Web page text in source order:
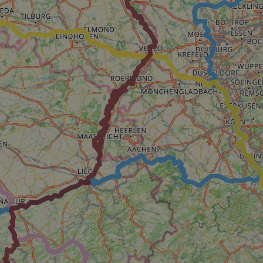
response
traffic is
bots. It is part of
humans and bots.
make valid
humans and bots.
make valid
use cases after
stickiness
features
by sites
Usually
by the server.
zur
Zwecke zu
Dienst verwendet,
Cookies zu
muss